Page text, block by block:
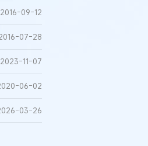
2016-09-12
07-28
2023-11-07
06-02
03-26